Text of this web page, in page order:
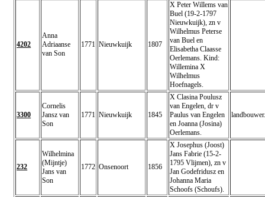
4202
Anna
Adriaanse
van Son
1771 Nieuwkuijk 1807
X Peter Willems van
Buel (19-2-1797
Nieuwkuijk), zn v
Wilhelmus Peterse
van Buel en
Elisabetha Claasse
Oerlemans. Kind:
Willemina X
Wilhelmus
Hoefnagels.
3300
Cornelis
Jansz van
Son
1771 Nieuwkuijk 1845
X Clasina Poulusz
van Engelen, dr v
Paulus van Engelen
en Joanna (Josina)
Oerlemans.
232
Wilhelmina
(Mijntje)
Jans van
Son
1772 Onsenoort 1856
X Josephus (Joost)
Jans Fabrie (15-2-
1795 Vlijmen), zn v
Jan Godefridusz en
Johanna Maria
Schoofs (Schoufs).